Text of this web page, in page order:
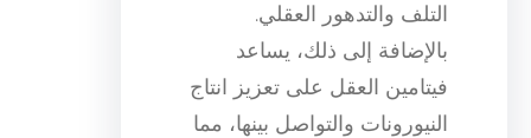
التلف والتدهور العقلي.
بالإضافة إلى ذلك، يساعد
فيتامين العقل على تعزيز انتاج
النيورونات والتواصل بينها، مما